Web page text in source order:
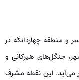
و منطقه چهاردانگه در
جنگل‌های هیرکانی و
می‌آید. این نقطه مشرف